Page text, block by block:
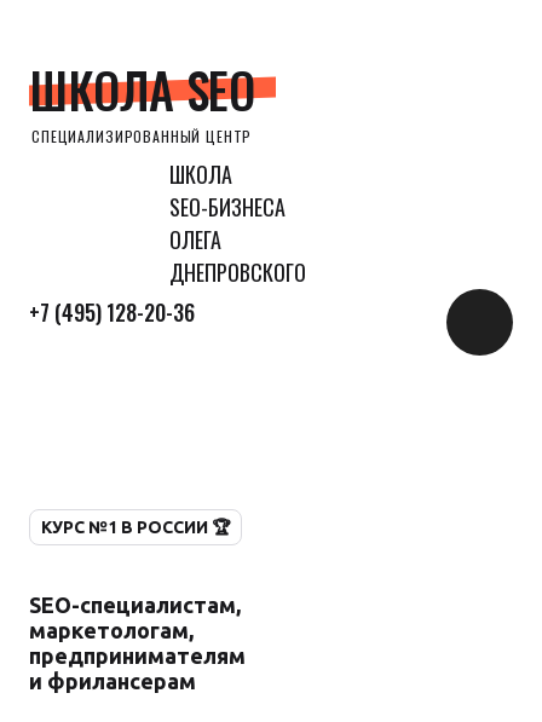
ШКОЛА SEO
СПЕЦИАЛИЗИРОВАННЫЙ ЦЕНТР
ШКОЛА
SEO-БИЗНЕСА
ОЛЕГА
ДНЕПРОВСКОГО
+7 (495) 128-20-36
КУРС №1 В РОССИИ 🏆
SEO-специалистам,
маркетологам,
предпринимателям
и фрилансерам